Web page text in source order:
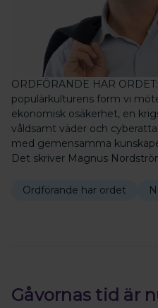
ORDFÖRANDE HAR
populärkulturens form vi
ekonomisk osäkerhet, en
våldsamt väder och
med gemensamma
Det skriver Magnus
Ordförande har ordet
Gåvornas tid är